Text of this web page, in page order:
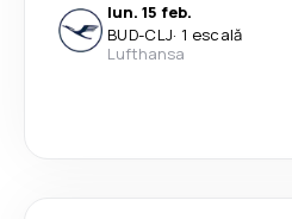
lun. 15 feb.
BUD-CLJ· 1 escală
Lufthansa